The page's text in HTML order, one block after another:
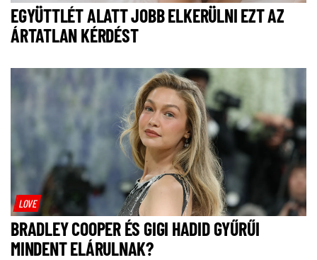
EGYÜTTLÉT ALATT JOBB ELKERÜLNI EZT AZ
ÁRTATLAN KÉRDÉST
LOVE
BRADLEY COOPER ÉS GIGI HADID GYŰRŰI
MINDENT ELÁRULNAK?